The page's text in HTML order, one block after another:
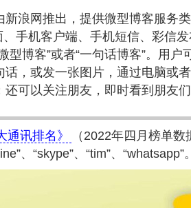
新浪网推出，提供微型博客服务
手机客户端、手机短信、彩信
型博客”或者“一句话博客”。用
话，或发一张图片，通过电脑或
还可以关注朋友，即时看到朋友
通讯排名》 （2022年四月榜单
、“skype”、“tim”、“whatsapp”。